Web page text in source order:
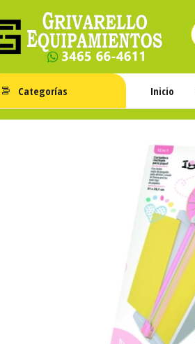
Equipamientos
Categorías Inicio